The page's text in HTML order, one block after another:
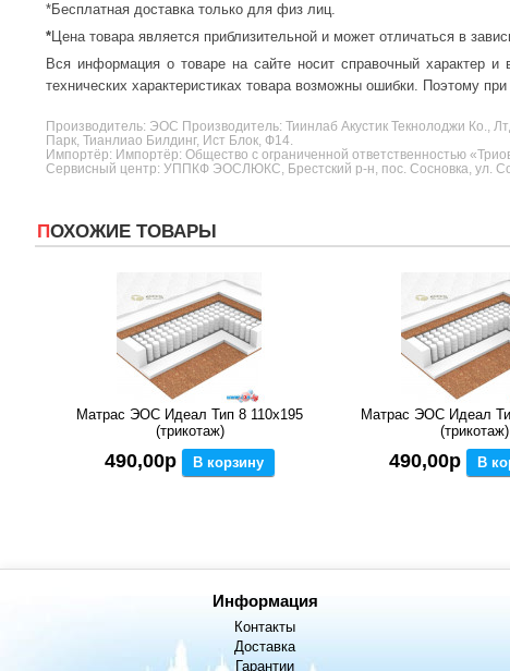
*Бесплатная доставка только для физ лиц.
*Цена товара является приблизительной и может отличаться в
Вся информация о товаре на сайте носит справочный характер
технических характеристиках товара возможны ошибки. Поэтому
Производитель: ЭОС Производитель: Тиинлаб Акустик Текнолоджи Ко.,
Парк, Тианлиао Билдинг, Ист Блок, Ф14.
Импортёр: Импортёр: Общество с ограниченной ответственностью
Сервисный центр: УППКФ ЭОСЛЮКС, Брестский р-н, пос. Сосновка, ул.
ПОХОЖИЕ ТОВАРЫ
Матрас ЭОС Идеал Тип 8 110x195
(трикотаж)
490,00р В корзину
Матрас ЭОС Идеал
(трикотаж)
490,00р В
Информация
Контакты
Доставка
Гарантии